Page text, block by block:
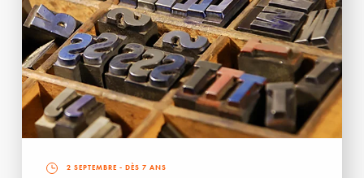
2 SEPTEMBRE - DÈS 7 ANS